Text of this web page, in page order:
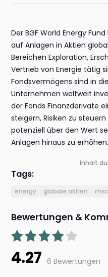
Der BGF World Energy
auf Anlagen in Aktien
Bereichen Exploration,
Vertrieb von Energie tätig
Fondsvermögens sind in
Unternehmen weltweit
der Fonds Finanzderivate
steigern, Risiken zu
potenziell über den Wert
Anlagen hinaus zu erhöhen.
Inhalt
Tags:
energy globale aktien
Bewertungen &
4.27 6 Bewertungen